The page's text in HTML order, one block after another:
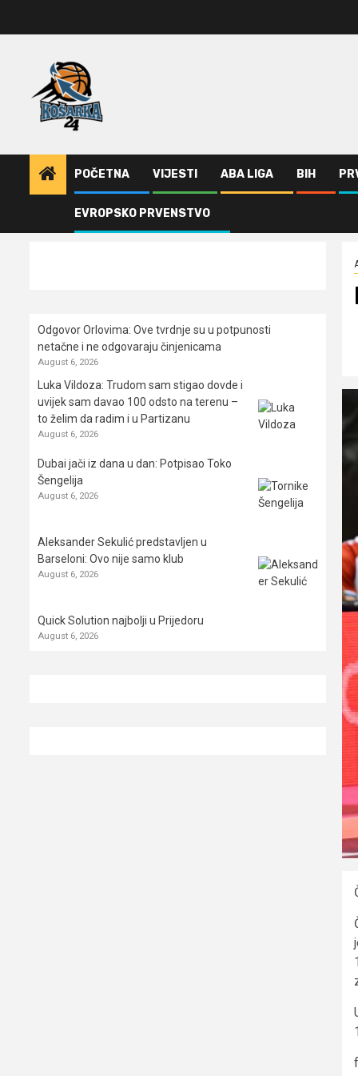
POČETNA VIJESTI ABA LIGA BIH
EVROPSKO PRVENSTVO
ABA Liga Borac se pobrinuo za prvo iznenađenje
Odgovor Orlovima: ​Ove tvrdnje su u potpunosti
netačne i ne odgovaraju činjenicama
August 6, 2026
Luka Vildoza: Trudom sam stigao dovde i
uvijek sam davao 100 odsto na terenu –
to želim da radim i u Partizanu
August 6, 2026
Dubai jači iz dana u dan: Potpisao Toko
Šengelija
August 6, 2026
Aleksander Sekulić predstavljen u
Barseloni: Ovo nije samo klub
August 6, 2026
Quick Solution najbolji u Prijedoru
August 6, 2026